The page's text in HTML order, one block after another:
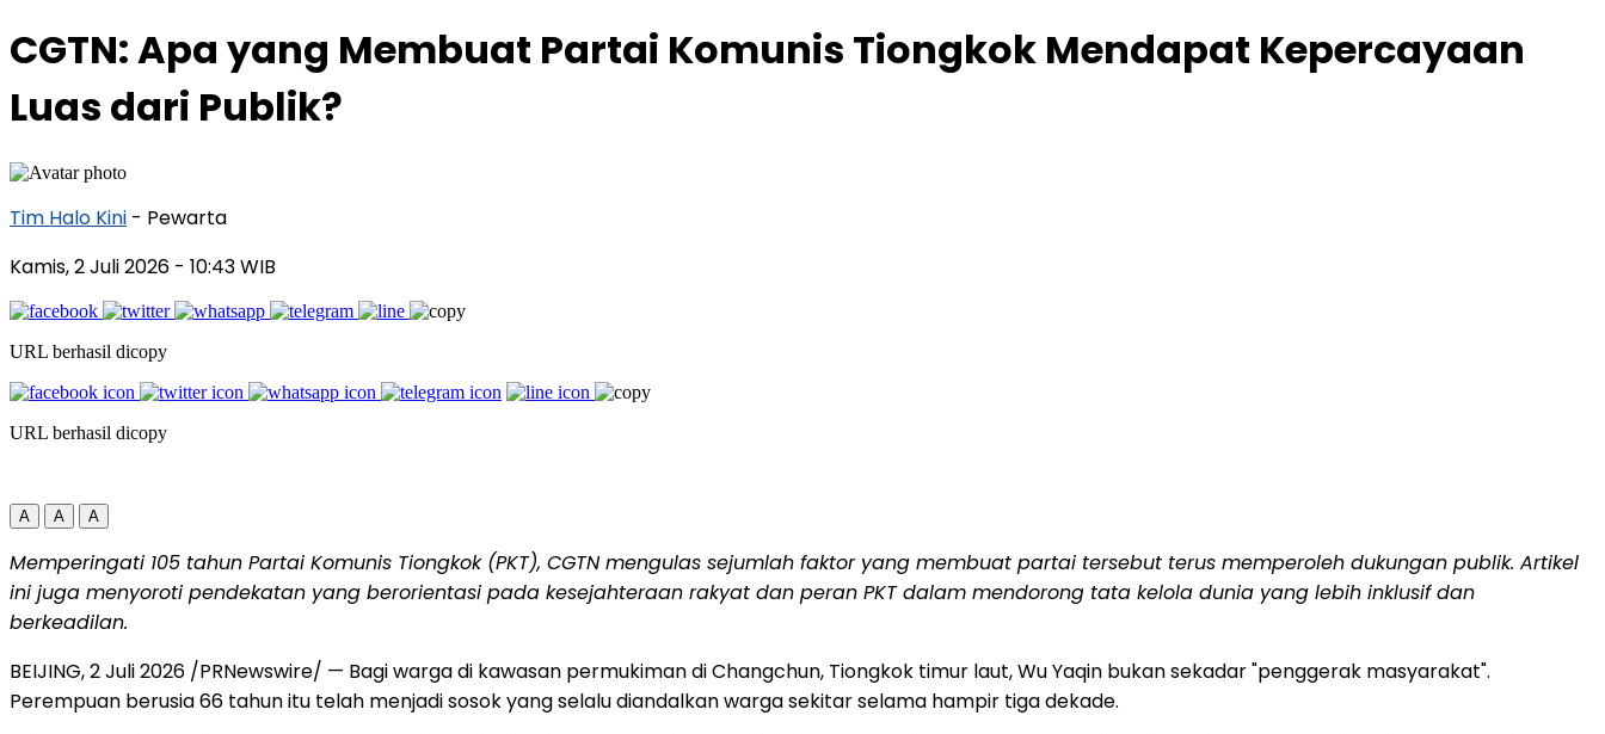
CGTN: Apa yang Membuat Partai Komunis Tiongkok Mendapat Kepercayaan
Luas dari Publik?
Tim Halo Kini - Pewarta
Kamis, 2 Juli 2026 - 10:43 WIB
URL berhasil dicopy
URL berhasil dicopy
A A A
Memperingati 105 tahun Partai Komunis Tiongkok (PKT), CGTN mengulas sejumlah faktor yang membuat partai tersebut terus memperoleh dukungan publik. Artikel
ini juga menyoroti pendekatan yang berorientasi pada kesejahteraan rakyat dan peran PKT dalam mendorong tata kelola dunia yang lebih inklusif dan
berkeadilan.
BEIJING, 2 Juli 2026 /PRNewswire/ — Bagi warga di kawasan permukiman di Changchun, Tiongkok timur laut, Wu Yaqin bukan sekadar "penggerak masyarakat".
Perempuan berusia 66 tahun itu telah menjadi sosok yang selalu diandalkan warga sekitar selama hampir tiga dekade.